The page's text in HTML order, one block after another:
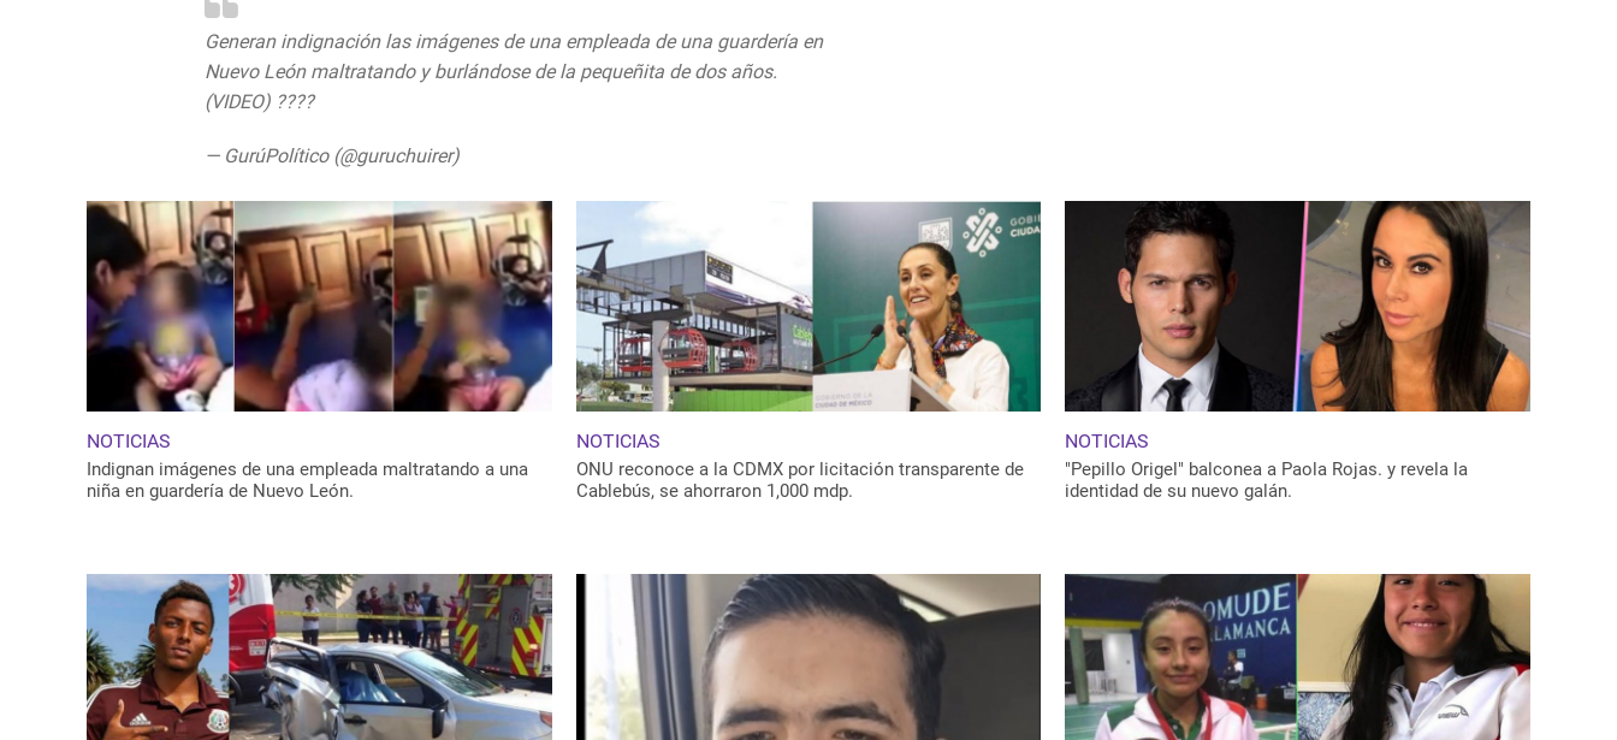
Generan indignación las imágenes de una empleada de una guardería en
Nuevo León maltratando y burlándose de la pequeñita de dos años.
(VIDEO) ????
— GurúPolítico (@guruchuirer)
NOTICIAS
Indignan imágenes de una empleada maltratando a una
niña en guardería de Nuevo León.
NOTICIAS
ONU reconoce a la CDMX por licitación transparente de
Cablebús, se ahorraron 1,000 mdp.
NOTICIAS
"Pepillo Origel" balconea a Paola Rojas. y revela la
identidad de su nuevo galán.